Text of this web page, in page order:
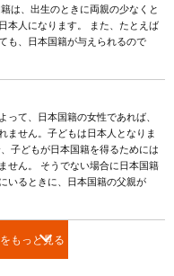
は、出生のときに両親の少なくと
本人になります。 また、たとえば
も、日本国籍が与えられるので
て、日本国籍の女性であれば、
ません。子どもは日本人となりま
子どもが日本国籍を得るためには
せん。 そうでない場合に日本国籍
いるときに、日本国籍の父親が
もっと見る